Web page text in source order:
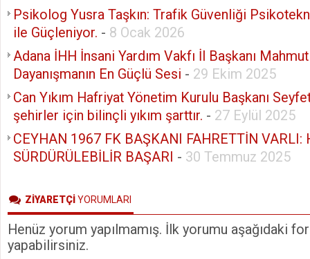
Psikolog Yusra Taşkın: Trafik Güvenliği
ile Güçleniyor. - 8 Ocak 2026
Adana İHH İnsani Yardım Vakfı İl Başkanı
Dayanışmanın En Güçlü Sesi - 29 Ekim 2025
Can Yıkım Hafriyat Yönetim Kurulu Başkanı
şehirler için bilinçli yıkım şarttır. - 27 Eylül 2025
CEYHAN 1967 FK BAŞKANI FAHRETTİN VARLI:
SÜRDÜRÜLEBİLİR BAŞARI - 30 Temmuz 2025
ZİYARETÇİYORUMLARI
Henüz yorum yapılmamış. İlk yorumu aşağıdaki
yapabilirsiniz.